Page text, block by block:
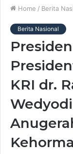
Home / Berita
Berita Nasional
KRI dr.